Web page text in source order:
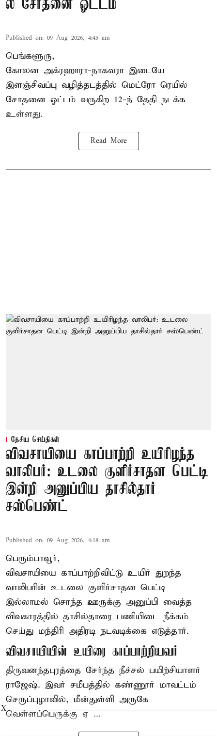
ல் சோதனை ஓட்டம்
Published on: 09 Aug 2026, 4:45 am
பெங்களூரு,
கோலன அக்ரஹாரா-நாகவரா இடையே
இளஞ்சிவப்பு வழித்தடத்தில் மெட்ரோ ரெயில்
சோதனை ஓட்டம் வருகிற 12-ந் தேதி நடக்க
உள்ளது.
Read More
தேசிய செய்திகள்
விவசாயியை காப்பாற்றி உயிரிழந்த
வாலிபர்: உடலை குளிர்சாதன பெட்டி
இன்றி அனுப்பிய தாசில்தார்
சஸ்பெண்ட்
Published on: 09 Aug 2026, 4:18 am
பெரும்பாவூர்,
விவசாயியை காப்பாற்றிவிட்டு உயிர் துறந்த
வாலிபரின் உடலை குளிர்சாதன பெட்டி
இல்லாமல் சொந்த ஊருக்கு அனுப்பி வைத்த
விவகாரத்தில் தாசில்தாரை பணியிடை நீக்கம்
செய்து மந்திரி அதிரடி நடவடிக்கை எடுத்தார்.
விவசாயியின் உயிரை காப்பாற்றியவர்
திருவனந்தபுரத்தை சேர்ந்த நீச்சல் பயிற்சியாளர்
ராஜேஷ். இவர் சமீபத்தில் கண்ணூர் மாவட்டம்
செருப்புழாவில், மீன்துள்ளி அருகே
வெள்ளப்பெருக்கு ஏ ...
X